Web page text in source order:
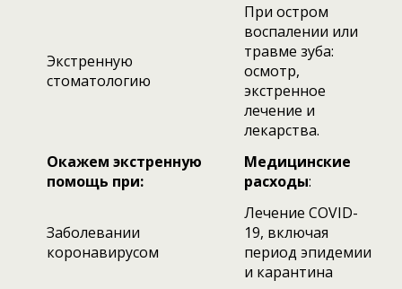
Экстренную
стоматологию
При остром
воспалении или
травме зуба:
осмотр,
экстренное
лечение и
лекарства.
Окажем экстренную
помощь при:
Медицинские
расходы:
Заболевании
коронавирусом
Лечение COVID-
19, включая
период эпидемии
и карантина